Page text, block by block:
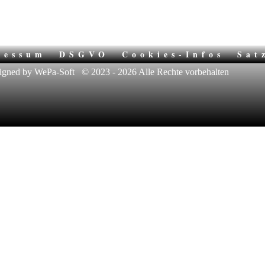
DSGVO Cookies-Infos
by WePa-Soft © 2023 - 2026 Alle Rechte vorbehalten